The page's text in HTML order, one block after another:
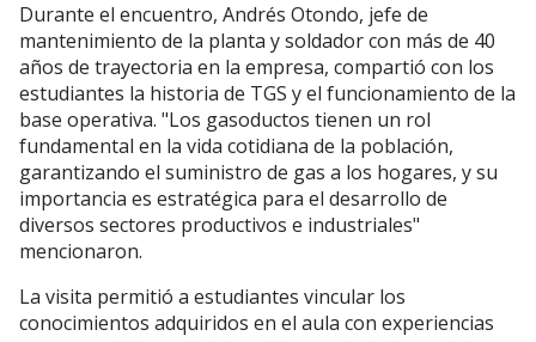
Durante el encuentro, Andrés Otondo, jefe de
mantenimiento de la planta y soldador con más de 40
años de trayectoria en la empresa, compartió con los
estudiantes la historia de TGS y el funcionamiento de la
base operativa. "Los gasoductos tienen un rol
fundamental en la vida cotidiana de la población,
garantizando el suministro de gas a los hogares, y su
importancia es estratégica para el desarrollo de
diversos sectores productivos e industriales"
mencionaron.
La visita permitió a estudiantes vincular los
conocimientos adquiridos en el aula con experiencias